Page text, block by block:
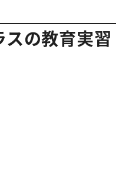
の教育実習